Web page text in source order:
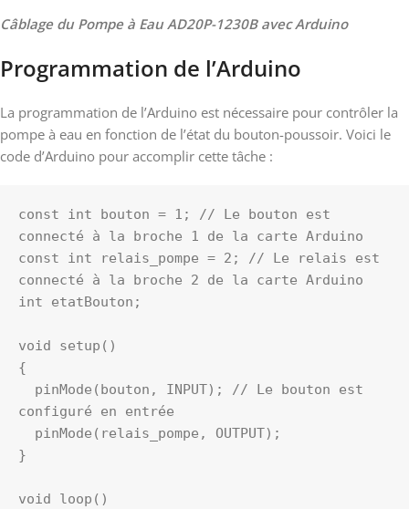
Câblage du Pompe à Eau AD20P-1230B avec Arduino
Programmation de l’Arduino
La programmation de l’Arduino est nécessaire pour contrôler la
pompe à eau en fonction de l’état du bouton-poussoir. Voici le
code d’Arduino pour accomplir cette tâche :
const int bouton = 1; // Le bouton est
connecté à la broche 1 de la carte Arduino
const int relais_pompe = 2; // Le relais est
connecté à la broche 2 de la carte Arduino
int etatBouton;
void setup()
{
configuré en entrée
}
void loop()